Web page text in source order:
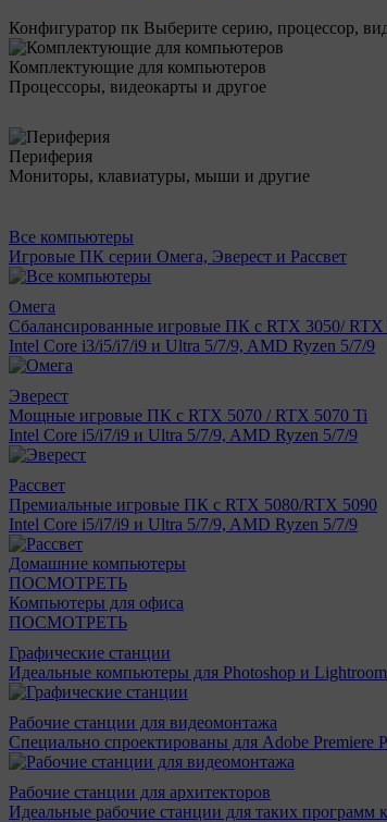
Конфигуратор пк Выберите серию, процессор,
Комплектующие для компьютеров
Процессоры, видеокарты и другое
Периферия
Мониторы, клавиатуры, мыши и другие
Все компьютеры
Игровые ПК серии Омега, Эверест и Рассвет
Омега
Сбалансированные игровые ПК с RTX 3050/
Intel Core i3/i5/i7/i9 и Ultra 5/7/9, AMD Ryzen 5/7/9
Эверест
Мощные игровые ПК с RTX 5070 / RTX 5070 Ti
Intel Core i5/i7/i9 и Ultra 5/7/9, AMD Ryzen 5/7/9
Рассвет
Премиальные игровые ПК с RTX 5080/RTX 5090
Intel Core i5/i7/i9 и Ultra 5/7/9, AMD Ryzen 5/7/9
Домашние компьютеры
ПОСМОТРЕТЬ
Компьютеры для офиса
ПОСМОТРЕТЬ
Графические станции
Идеальные компьютеры для Photoshop и Lightroom
Рабочие станции для видеомонтажа
Специально спроектированы для Adobe Premiere
Рабочие станции для архитекторов
Идеальные рабочие станции для таких